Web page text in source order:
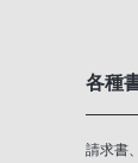
各種
請求書